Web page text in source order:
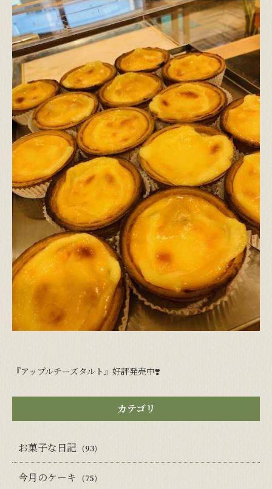
『アップルチーズタルト』好評発売中❣️
カテゴリ
お菓子な日記 (93)
今月のケーキ (75)